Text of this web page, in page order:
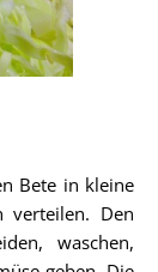
Bete in kleine
verteilen. Den
waschen,